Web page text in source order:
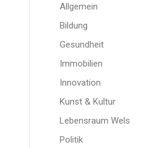
Allgemein
Bildung
Gesundheit
Immobilien
Innovation
Kunst & Kultur
Lebensraum Wels
Politik